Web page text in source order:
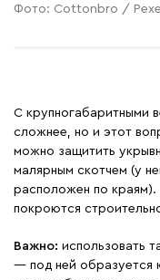
Фото: Cottonbro /
С крупногабаритными
сложнее, но и этот
можно защитить
малярным скотчем (у
расположен по краям).
покроются
Важно: использовать
— под ней образуется